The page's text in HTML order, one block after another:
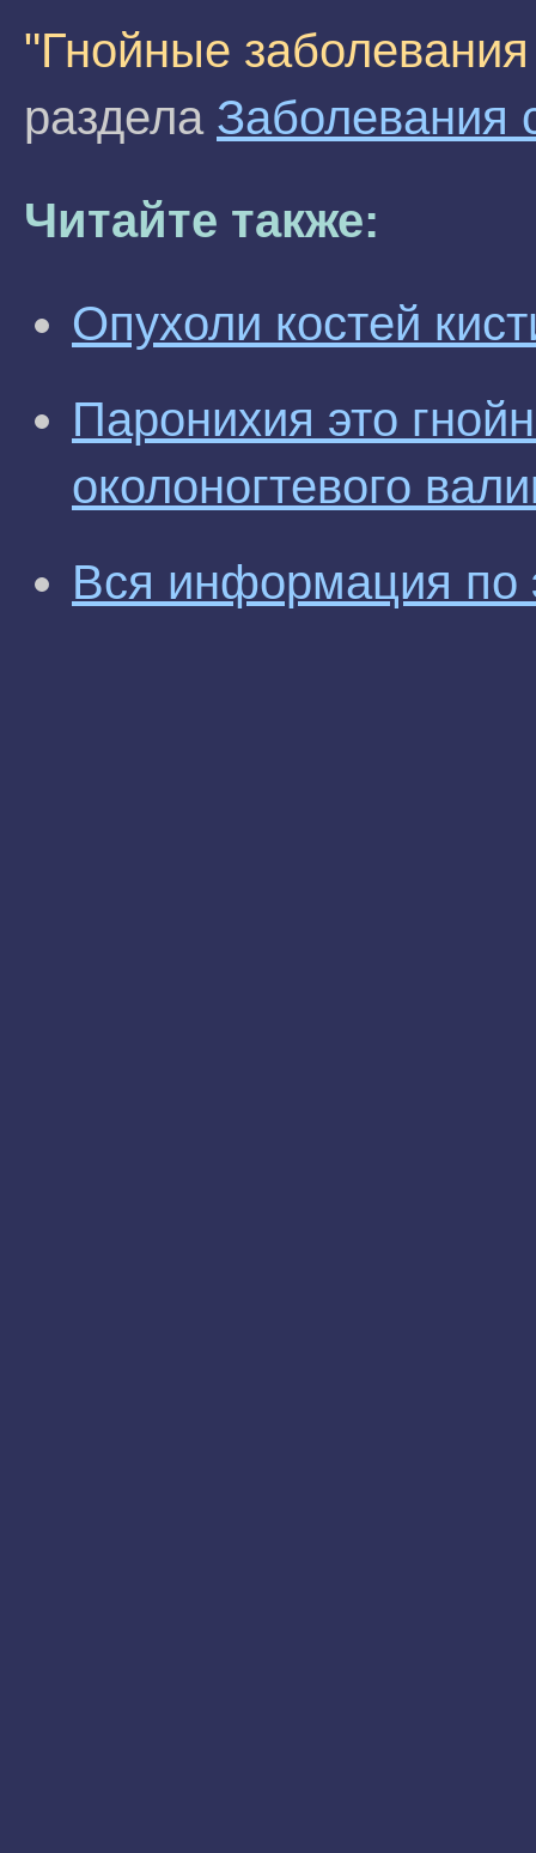
"Гнойные заболевания
раздела Заболевания
Читайте также:
Опухоли костей
Паронихия это
околоногтевого
Вся информация по